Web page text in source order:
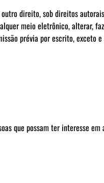
direito, sob direitos
meio eletrônico, alterar,
prévia por escrito, exceto
que possam ter interesse em